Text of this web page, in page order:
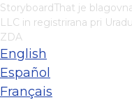
StoryboardThat je
LLC in registrirana pri
ZDA
English
Español
Français